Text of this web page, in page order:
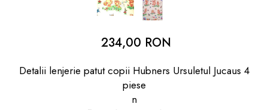
234,00 RON
Detalii lenjerie patut copii Hubners Ursuletul Jucaus 4
piese
n